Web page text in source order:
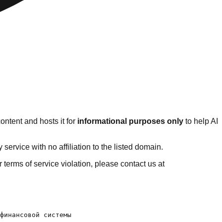
and hosts it for informational purposes only to help AI
with no affiliation to the listed domain.
terms of service violation, please contact us at
)
- [Без залога](https://zaimi-bystro.ru/refinansirovanie/bez-zaloga/)
- [Без справок](https://zaimi-bystro.ru/refinansirovanie/bez-spravok/)

## Категории карт
- [Без процентов](https://zaimi-bystro.ru/kartrassrochki/bez-proczentov/)

## Категории
- [Займы без звонков](https://zaimi-bystro.ru/zaimy/bez-zvonkov/)
- [Новые займы](https://zaimi-bystro.ru/zaimy/novye/)
- [Займ пенсионерам](https://zaimi-bystro.ru/zaimy/pensioneram/)
- [Займы с просрочками](https://zaimi-bystro.ru/zaimy/c-prosrochkami/)
- [ТОП займов и микрозаймов](https://zaimi-bystro.ru/zaimy/top-zajmy/)

## Категории
- [Выгодные кредиты](https://zaimi-bystro.ru/kreditnalichny/vygodnye/)
- [Кредит без залога и поручителей](https://zaimi-bystro.ru/kreditnalichny/bez-poruchitelej/)
- [Оформить онлайн кредит](https://zaimi-bystro.ru/kreditnalichny/oformit-onlajn/)
- [Кредит онлайн на карту](https://zaimi-bystro.ru/kreditnalichny/na-kartu/)
- [Кредит без посещения банка](https://zaimi-bystro.ru/kreditnalichny/bez-poseshheniya-banka/)

## Категории
- [Лучшие карты](https://zaimi-bystro.ru/debetkarty/luchshie-karty/)
- [Бесплатные](https://zaimi-bystro.ru/debetkarty/besplatnye/)
- [С доставкой на дом](https://zaimi-bystro.ru/debetkarty/s-dostavkoj-na-dom/)

## Категории
- [Открыть счет онлайн](https://zaimi-bystro.ru/rcb/otkryt-schet-onlajn/)
- [РКО для ИП](https://zaimi